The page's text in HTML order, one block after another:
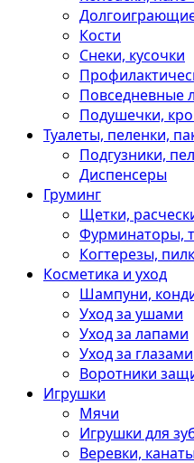
Кости
Снеки, кусочки
Повседневные
Подушечки,
Туалеты, пеленки,
Подгузники,
Диспенсеры
Груминг
Щетки,
Фурминаторы,
Когтерезы,
Косметика и уход
Шампуни,
Уход за ушами
Уход за лапами
Уход за глазами
Воротники
Игрушки
Мячи
Игрушки для
Веревки,